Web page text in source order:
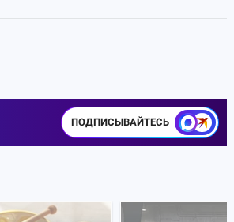
ПОДПИСЫВАЙТЕСЬ